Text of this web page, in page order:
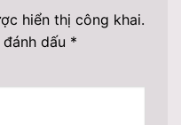
hiển thị công khai.
dấu *